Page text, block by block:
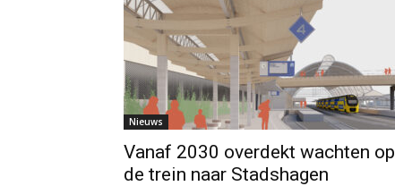
Nieuws
Vanaf 2030 overdekt wachten op
de trein naar Stadshagen